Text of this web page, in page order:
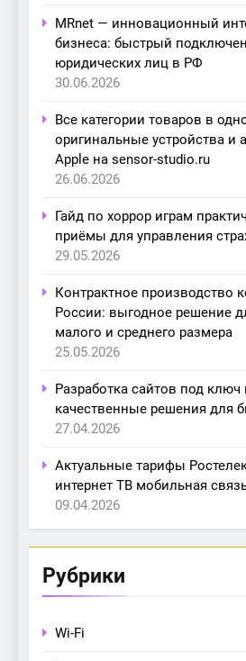
MRnet — инновационный
бизнеса: быстрый
юридических лиц в РФ
30.06.2026
Все категории товаров в
оригинальные устройства и
Apple на sensor-studio.ru
26.06.2026
Гайд по хоррор играм
приёмы для управления
29.05.2026
Контрактное производство
России: выгодное решение
малого и среднего размера
25.05.2026
Разработка сайтов под
качественные решения для
27.04.2026
Актуальные тарифы
интернет ТВ мобильная
09.04.2026
Рубрики
Wi-Fi